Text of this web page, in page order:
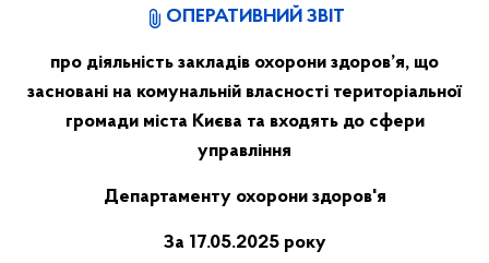
ОПЕРАТИВНИЙ ЗВІТ
про діяльність закладів охорони здоров’я, що
засновані на комунальній власності територіальної
громади міста Києва та входять до сфери
управління
Департаменту охорони здоров'я
За 17.05.2025 року